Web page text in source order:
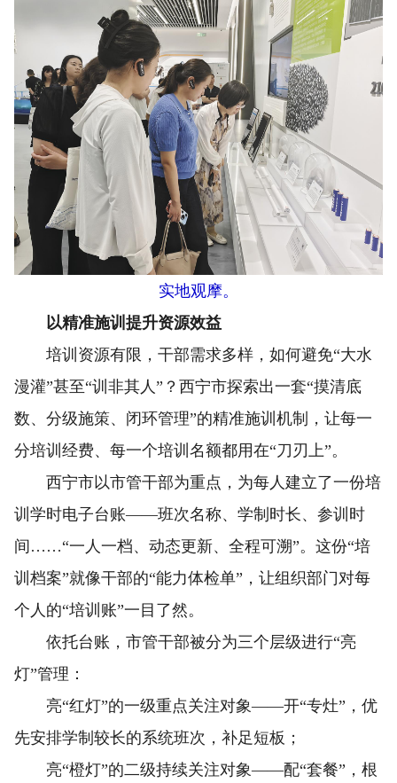
实地观摩。
以精准施训提升资源效益
培训资源有限，干部需求多样，如何避免“大水
漫灌”甚至“训非其人”？西宁市探索出一套“摸清底
数、分级施策、闭环管理”的精准施训机制，让每一
分培训经费、每一个培训名额都用在“刀刃上”。
西宁市以市管干部为重点，为每人建立了一份培
训学时电子台账——班次名称、学制时长、参训时
间……“一人一档、动态更新、全程可溯”。这份“培
训档案”就像干部的“能力体检单”，让组织部门对每
个人的“培训账”一目了然。
依托台账，市管干部被分为三个层级进行“亮
灯”管理：
亮“红灯”的一级重点关注对象——开“专灶”，优
先安排学制较长的系统班次，补足短板；
亮“橙灯”的二级持续关注对象——配“套餐”，根